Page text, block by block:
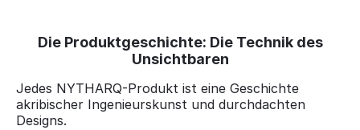
Die Produktgeschichte: Die Technik des
Unsichtbaren
Jedes NYTHARQ-Produkt ist eine Geschichte
akribischer Ingenieurskunst und durchdachten
Designs.